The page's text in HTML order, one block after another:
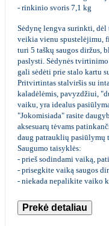
- rinkinio svoris 7,1 kg
Sėdynę lengva surinkti,
veikia vienu spustelėjimu,
turi 5 taškų saugos diržus,
paslysti. Sėdynės
gali sėdėti prie stalo kartu
Pritvirtintas stalviršis su
kaladėlėmis, pavyzdžiui,
vaiku, yra idealus
"Jokomisiada" rasite
aksesuarų tėvams
daug patrauklių pasiūlymų
Saugumo taisyklės:
- prieš sodindami vaiką,
- prisegkite vaiką saugos
- niekada nepalikite vaiko
Prekė detaliau